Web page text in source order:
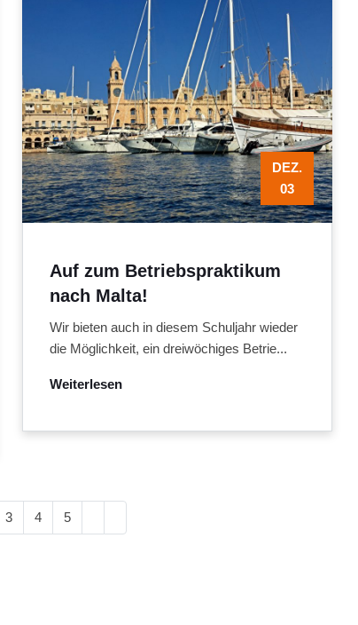
Auf zum Betriebspraktikum
nach Malta!
DEZ.
03
Wir bieten auch in diesem Schuljahr wieder
die Möglichkeit, ein dreiwöchiges Betrie...
Weiterlesen
3 4 5